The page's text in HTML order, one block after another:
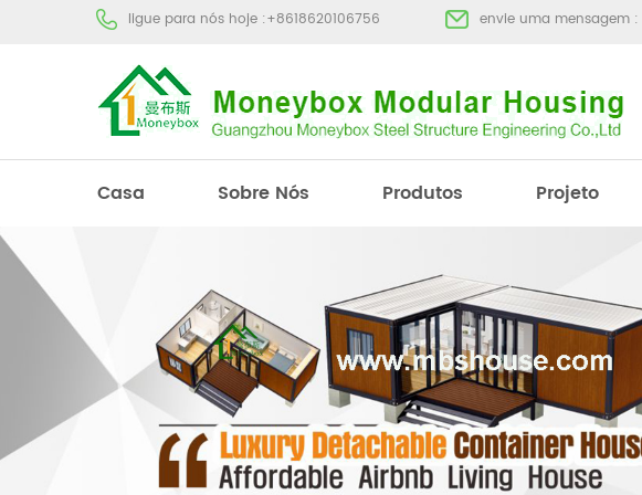
ligue para nós hoje :+8618620106756 envie uma mensagem :
Casa Sobre Nós Produtos Projeto